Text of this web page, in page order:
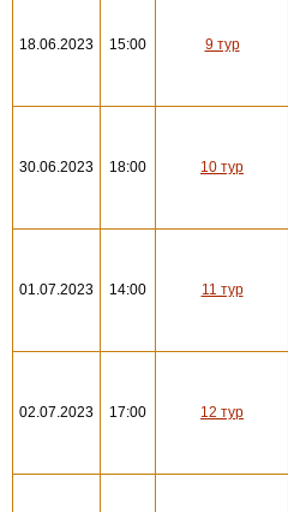
18.06.2023 15:00 9 тур
30.06.2023 18:00 10 тур
01.07.2023 14:00 11 тур
02.07.2023 17:00 12 тур